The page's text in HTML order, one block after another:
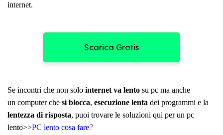
internet.
Scarica Gratis
Se incontri che non solo internet va lento su pc ma anche
un computer che si blocca, esecuzione lenta dei programmi e la
lentezza di risposta, puoi trovare le soluzioni qui per un pc
lento>>PC lento cosa fare?